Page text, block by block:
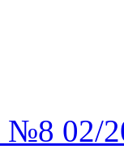
№8 02/